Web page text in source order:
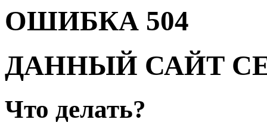
ОШИБКА 504
ДАННЫЙ САЙТ
Что делать?